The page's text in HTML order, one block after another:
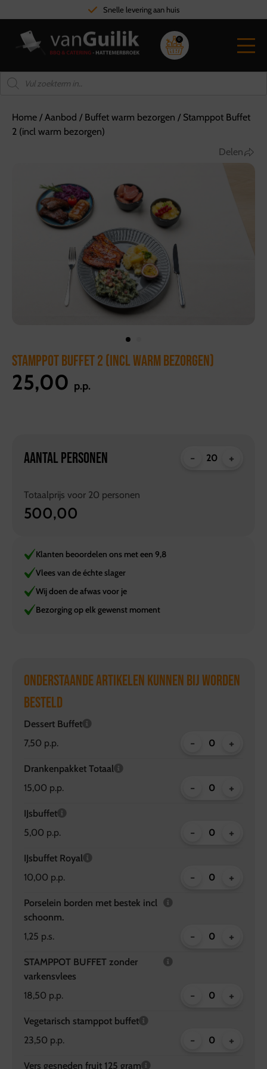
Snelle levering aan huis
0
Home /Aanbod / Buffet warm bezorgen / Stamppot Buffet
2 (incl warm bezorgen)
STAMPPOT BUFFET 2 (INCL WARM BEZORGEN)
Delen
25,00 p.p.
AANTAL PERSONEN - +
Totaalprijs voor 20 personen
500,00
Klanten beoordelen ons met een 9,8
Vlees van de échte slager
Wij doen de afwas voor je
Bezorging op elk gewenst moment
ONDERSTAANDE ARTIKELEN KUNNEN BIJ WORDEN
BESTELD
Dessert Buffet
7,50 p.p.
- +
Drankenpakket Totaal
15,00 p.p.
- +
IJsbuffet
5,00 p.p.
- +
IJsbuffet Royal
10,00 p.p.
- +
Porselein borden met bestek incl
schoonm.
1,25 p.s.
- +
STAMPPOT BUFFET zonder
varkensvlees
18,50 p.p.
- +
Vegetarisch stamppot buffet
23,50 p.p.
- +
Vers gesneden fruit 125 gram